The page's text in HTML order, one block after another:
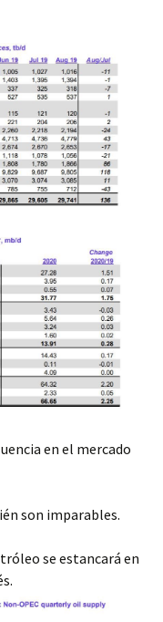
en el mercado
son imparables.
se estancará en